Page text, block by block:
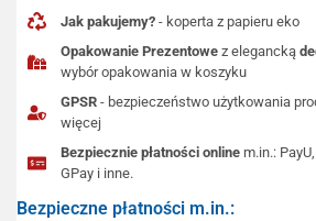
Jak pakujemy? - koperta z papieru eko
Opakowanie Prezentowe z elegancką
wybór opakowania w koszyku
GPSR - bezpieczeństwo użytkowania
więcej
Bezpiecznie płatności online m.in.:
GPay i inne.
Bezpieczne płatności m.in.: